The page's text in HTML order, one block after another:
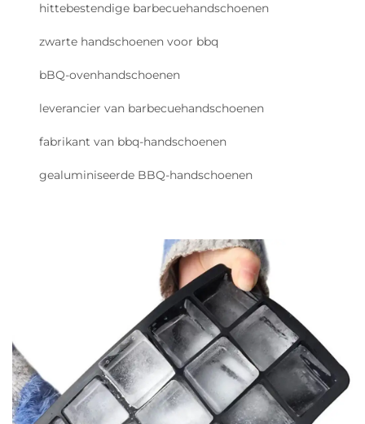
hittebestendige barbecuehandschoenen
zwarte handschoenen voor bbq
bBQ-ovenhandschoenen
leverancier van barbecuehandschoenen
fabrikant van bbq-handschoenen
gealuminiseerde BBQ-handschoenen